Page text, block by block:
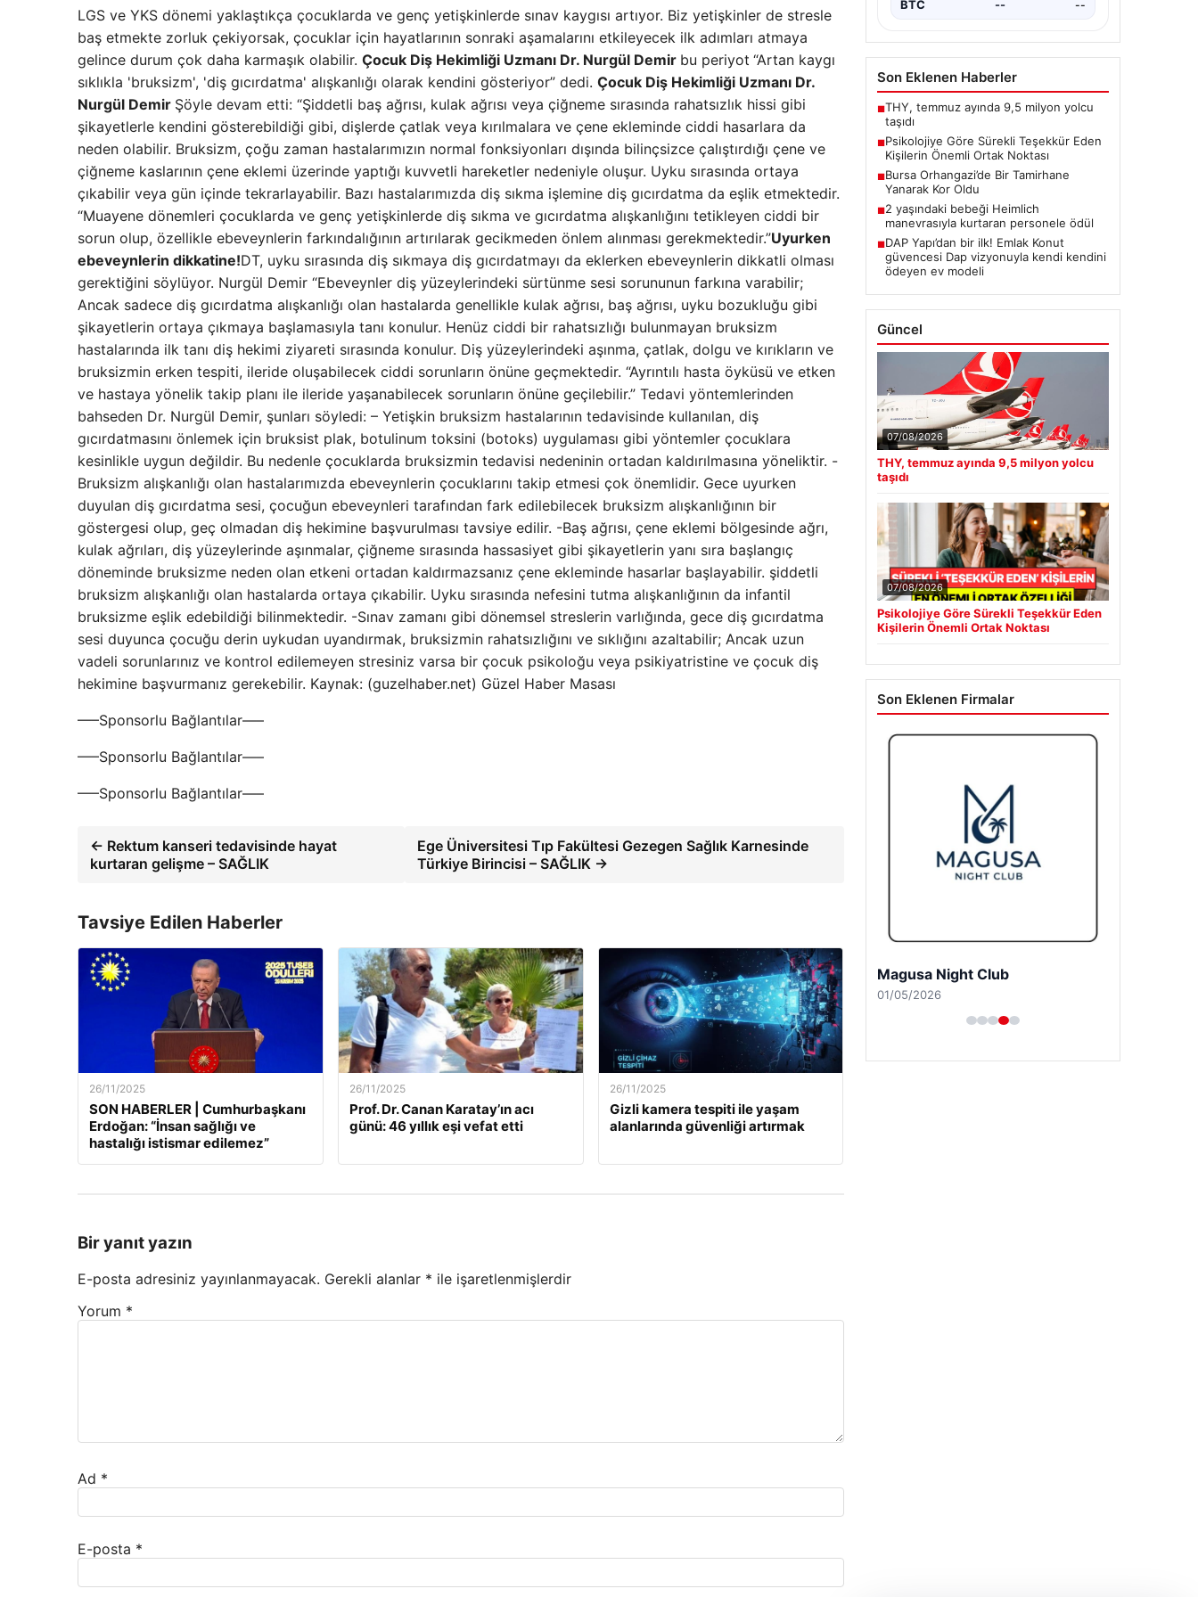
LGS ve YKS dönemi yaklaştıkça çocuklarda ve genç yetişkinlerde sınav kaygısı artıyor. Biz yetişkinler de stresle
baş etmekte zorluk çekiyorsak, çocuklar için hayatlarının sonraki aşamalarını etkileyecek ilk adımları atmaya
gelince durum çok daha karmaşık olabilir. Çocuk Diş Hekimliği Uzmanı Dr. Nurgül Demir bu periyot “Artan kaygı
sıklıkla 'bruksizm', 'diş gıcırdatma' alışkanlığı olarak kendini gösteriyor” dedi. Çocuk Diş Hekimliği Uzmanı Dr.
Nurgül Demir Şöyle devam etti: “Şiddetli baş ağrısı, kulak ağrısı veya çiğneme sırasında rahatsızlık hissi gibi
şikayetlerle kendini gösterebildiği gibi, dişlerde çatlak veya kırılmalara ve çene ekleminde ciddi hasarlara da
neden olabilir. Bruksizm, çoğu zaman hastalarımızın normal fonksiyonları dışında bilinçsizce çalıştırdığı çene ve
çiğneme kaslarının çene eklemi üzerinde yaptığı kuvvetli hareketler nedeniyle oluşur. Uyku sırasında ortaya
çıkabilir veya gün içinde tekrarlayabilir. Bazı hastalarımızda diş sıkma işlemine diş gıcırdatma da eşlik etmektedir.
“Muayene dönemleri çocuklarda ve genç yetişkinlerde diş sıkma ve gıcırdatma alışkanlığını tetikleyen ciddi bir
sorun olup, özellikle ebeveynlerin farkındalığının artırılarak gecikmeden önlem alınması gerekmektedir.”Uyurken
ebeveynlerin dikkatine!DT, uyku sırasında diş sıkmaya diş gıcırdatmayı da eklerken ebeveynlerin dikkatli olması
gerektiğini söylüyor. Nurgül Demir “Ebeveynler diş yüzeylerindeki sürtünme sesi sorununun farkına varabilir;
Ancak sadece diş gıcırdatma alışkanlığı olan hastalarda genellikle kulak ağrısı, baş ağrısı, uyku bozukluğu gibi
şikayetlerin ortaya çıkmaya başlamasıyla tanı konulur. Henüz ciddi bir rahatsızlığı bulunmayan bruksizm
hastalarında ilk tanı diş hekimi ziyareti sırasında konulur. Diş yüzeylerindeki aşınma, çatlak, dolgu ve kırıkların ve
bruksizmin erken tespiti, ileride oluşabilecek ciddi sorunların önüne geçmektedir. “Ayrıntılı hasta öyküsü ve etken
ve hastaya yönelik takip planı ile ileride yaşanabilecek sorunların önüne geçilebilir.” Tedavi yöntemlerinden
bahseden Dr. Nurgül Demir, şunları söyledi: – Yetişkin bruksizm hastalarının tedavisinde kullanılan, diş
gıcırdatmasını önlemek için bruksist plak, botulinum toksini (botoks) uygulaması gibi yöntemler çocuklara
kesinlikle uygun değildir. Bu nedenle çocuklarda bruksizmin tedavisi nedeninin ortadan kaldırılmasına yöneliktir. -
Bruksizm alışkanlığı olan hastalarımızda ebeveynlerin çocuklarını takip etmesi çok önemlidir. Gece uyurken
duyulan diş gıcırdatma sesi, çocuğun ebeveynleri tarafından fark edilebilecek bruksizm alışkanlığının bir
göstergesi olup, geç olmadan diş hekimine başvurulması tavsiye edilir. -Baş ağrısı, çene eklemi bölgesinde ağrı,
kulak ağrıları, diş yüzeylerinde aşınmalar, çiğneme sırasında hassasiyet gibi şikayetlerin yanı sıra başlangıç ​​
döneminde bruksizme neden olan etkeni ortadan kaldırmazsanız çene ekleminde hasarlar başlayabilir. şiddetli
bruksizm alışkanlığı olan hastalarda ortaya çıkabilir. Uyku sırasında nefesini tutma alışkanlığının da infantil
bruksizme eşlik edebildiği bilinmektedir. -Sınav zamanı gibi dönemsel streslerin varlığında, gece diş gıcırdatma
sesi duyunca çocuğu derin uykudan uyandırmak, bruksizmin rahatsızlığını ve sıklığını azaltabilir; Ancak uzun
vadeli sorunlarınız ve kontrol edilemeyen stresiniz varsa bir çocuk psikoloğu veya psikiyatristine ve çocuk diş
hekimine başvurmanız gerekebilir. Kaynak: (guzelhaber.net) Güzel Haber Masası
—–Sponsorlu Bağlantılar—–
—–Sponsorlu Bağlantılar—–
—–Sponsorlu Bağlantılar—–
← Rektum kanseri tedavisinde hayat
kurtaran gelişme – SAĞLIK
Ege Üniversitesi Tıp Fakültesi Gezegen Sağlık Karnesinde
Türkiye Birincisi – SAĞLIK →
Tavsiye Edilen Haberler
26/11/2025
SON HABERLER | Cumhurbaşkanı
Erdoğan: “İnsan sağlığı ve
hastalığı istismar edilemez”
26/11/2025
Prof. Dr. Canan Karatay’ın acı
günü: 46 yıllık eşi vefat etti
26/11/2025
Gizli kamera tespiti ile yaşam
alanlarında güvenliği artırmak
Bir yanıt yazın
E-posta adresiniz yayınlanmayacak. Gerekli alanlar * ile işaretlenmişlerdir
Yorum *
Ad *
E-posta *
BTC -- --
Son Eklenen Haberler
■THY, temmuz ayında 9,5 milyon yolcu
taşıdı
■Psikolojiye Göre Sürekli Teşekkür Eden
Kişilerin Önemli Ortak Noktası
■Bursa Orhangazi’de Bir Tamirhane
Yanarak Kor Oldu
■2 yaşındaki bebeği Heimlich
manevrasıyla kurtaran personele ödül
■DAP Yapı’dan bir ilk! Emlak Konut
güvencesi Dap vizyonuyla kendi kendini
ödeyen ev modeli
Güncel
07/08/2026
THY, temmuz ayında 9,5 milyon yolcu
taşıdı
07/08/2026
Psikolojiye Göre Sürekli Teşekkür Eden
Kişilerin Önemli Ortak Noktası
Son Eklenen Firmalar
Magusa Night Club
01/05/2026